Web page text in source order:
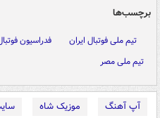
برچسب‌ها
تیم ملی فوتبال ایران فدراسیون
تیم ملی مصر
آپ آهنگ موزیک شاه